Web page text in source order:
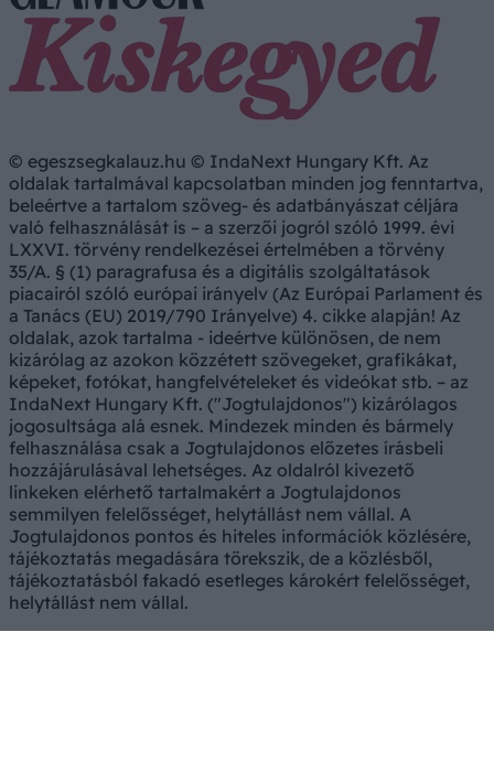
© egeszsegkalauz.hu © IndaNext Hungary Kft. Az
oldalak tartalmával kapcsolatban minden jog fenntartva,
beleértve a tartalom szöveg- és adatbányászat céljára
való felhasználását is – a szerzői jogról szóló 1999. évi
LXXVI. törvény rendelkezései értelmében a törvény
35/A. § (1) paragrafusa és a digitális szolgáltatások
piacairól szóló európai irányelv (Az Európai Parlament és
a Tanács (EU) 2019/790 Irányelve) 4. cikke alapján! Az
oldalak, azok tartalma - ideértve különösen, de nem
kizárólag az azokon közzétett szövegeket, grafikákat,
képeket, fotókat, hangfelvételeket és videókat stb. – az
IndaNext Hungary Kft. ("Jogtulajdonos") kizárólagos
jogosultsága alá esnek. Mindezek minden és bármely
felhasználása csak a Jogtulajdonos előzetes írásbeli
hozzájárulásával lehetséges. Az oldalról kivezető
linkeken elérhető tartalmakért a Jogtulajdonos
semmilyen felelősséget, helytállást nem vállal. A
Jogtulajdonos pontos és hiteles információk közlésére,
tájékoztatás megadására törekszik, de a közlésből,
tájékoztatásból fakadó esetleges károkért felelősséget,
helytállást nem vállal.